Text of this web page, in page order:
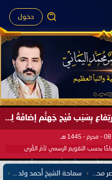
دخول
دَرَجات حَرارةِ المُنَاخ تَستَمِر في الارتِفاع بِسَبَب فَيْح جَهنَّم إضافَةً لِحرارةِ الشَّمس في مُحكَم القُرآن العَظيم ..